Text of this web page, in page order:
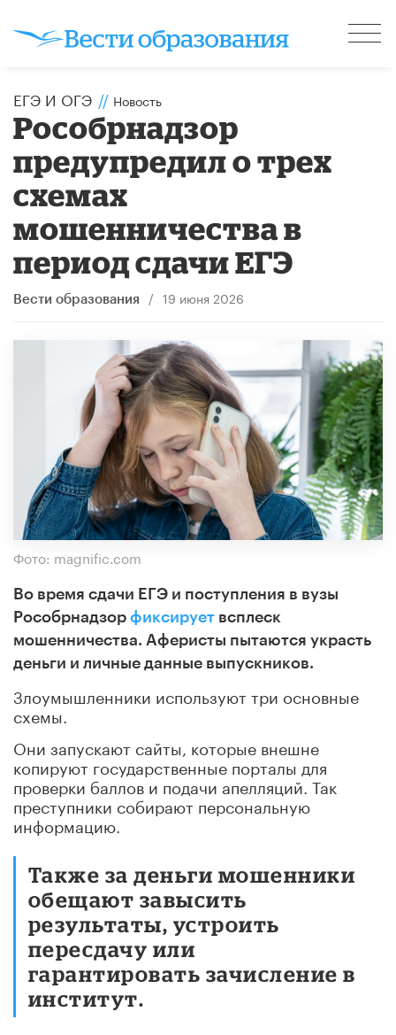
ЕГЭ И ОГЭ // Новость
Рособрнадзор
предупредил о трех
схемах
мошенничества в
период сдачи ЕГЭ
Вести образования / 19 июня 2026
Фото: magnific.com
Во время сдачи ЕГЭ и поступления в вузы
Рособрнадзор фиксирует всплеск
мошенничества. Аферисты пытаются украсть
деньги и личные данные выпускников.
Злоумышленники используют три основные
схемы.
Они запускают сайты, которые внешне
копируют государственные порталы для
проверки баллов и подачи апелляций. Так
преступники собирают персональную
информацию.
Также за деньги мошенники
обещают завысить
результаты, устроить
пересдачу или
гарантировать зачисление в
институт.